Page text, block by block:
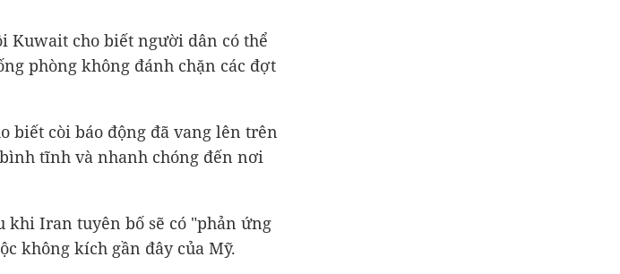
Kuwait cho biết người dân có thể
phòng không đánh chặn các đợt
biết còi báo động đã vang lên trên
tĩnh và nhanh chóng đến nơi
khi Iran tuyên bố sẽ có "phản ứng
không kích gần đây của Mỹ.